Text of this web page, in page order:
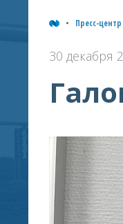
Пресс-центр
30 декабря